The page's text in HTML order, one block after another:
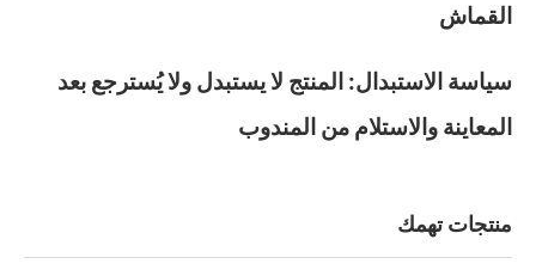
القماش
سياسة الاستبدال: المنتج لا يستبدل ولا يُسترجع بعد
المعاينة والاستلام من المندوب
منتجات تهمك